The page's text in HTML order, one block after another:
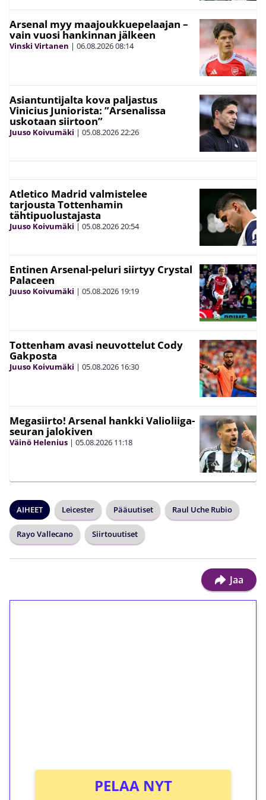
Arsenal myy maajoukkuepelaajan –
vain vuosi hankinnan jälkeen
Vinski Virtanen | 06.08.202608:14
Asiantuntijalta kova paljastus
Vinicius Juniorista: ”Arsenalissa
uskotaan siirtoon”
Juuso Koivumäki | 05.08.202622:26
Atletico Madrid valmistelee
tarjousta Tottenhamin
tähtipuolustajasta
Juuso Koivumäki | 05.08.202620:54
Entinen Arsenal-peluri siirtyy Crystal
Palaceen
Juuso Koivumäki | 05.08.2026 19:19
Tottenham avasi neuvottelut Cody
Gakposta
Juuso Koivumäki | 05.08.2026 16:30
Megasiirto! Arsenal hankki Valioliiga-
seuran jalokiven
Väinö Helenius | 05.08.2026 11:18
AIHEET Leicester Pääuutiset Raul Uche Rubio
Rayo Vallecano Siirtouutiset
Jaa
PELAA NYT